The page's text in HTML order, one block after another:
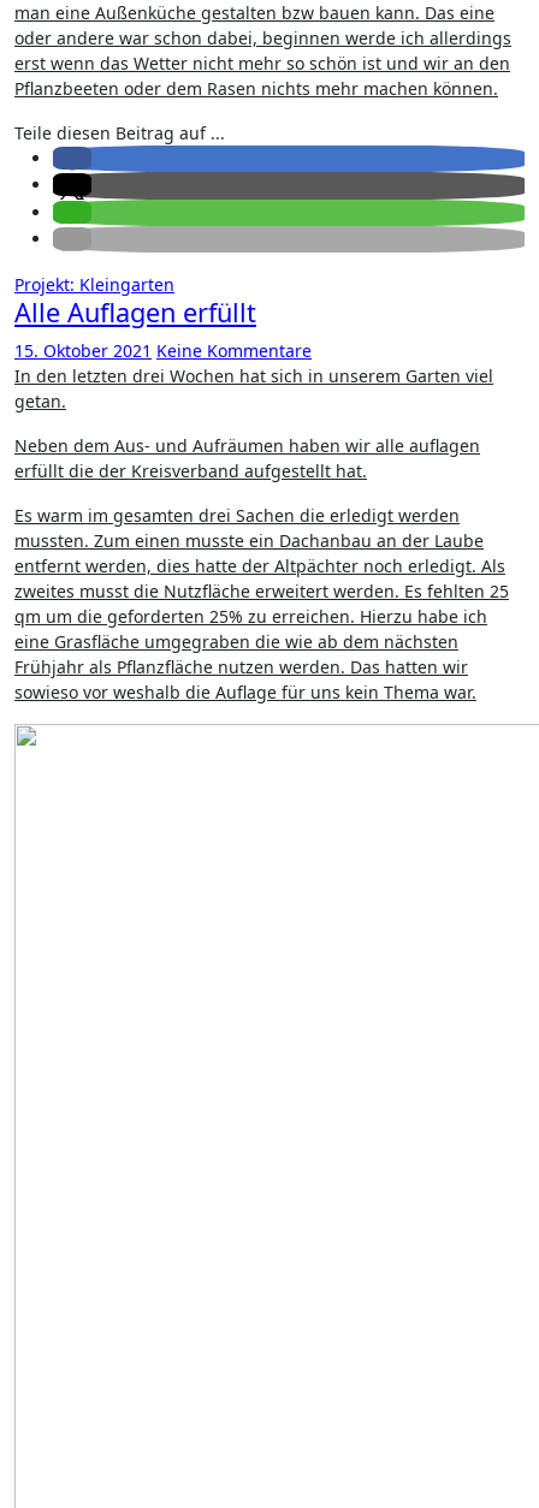
man eine Außenküche gestalten bzw bauen kann. Das eine
oder andere war schon dabei, beginnen werde ich allerdings
erst wenn das Wetter nicht mehr so schön ist und wir an den
Pflanzbeeten oder dem Rasen nichts mehr machen können.
Teile diesen Beitrag auf ...
Projekt: Kleingarten
Alle Auflagen erfüllt
15. Oktober 2021 Keine Kommentare
In den letzten drei Wochen hat sich in unserem Garten viel
getan.
Neben dem Aus- und Aufräumen haben wir alle auflagen
erfüllt die der Kreisverband aufgestellt hat.
Es warm im gesamten drei Sachen die erledigt werden
mussten. Zum einen musste ein Dachanbau an der Laube
entfernt werden, dies hatte der Altpächter noch erledigt. Als
zweites musst die Nutzfläche erweitert werden. Es fehlten 25
qm um die geforderten 25% zu erreichen. Hierzu habe ich
eine Grasfläche umgegraben die wie ab dem nächsten
Frühjahr als Pflanzfläche nutzen werden. Das hatten wir
sowieso vor weshalb die Auflage für uns kein Thema war.